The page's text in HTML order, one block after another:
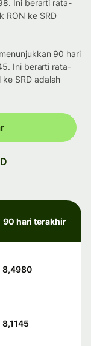
Ini berarti rata-
RON ke SRD
90 hari
Ini berarti rata-
SRD adalah
90 hari terakhir
8,4980
8,1145